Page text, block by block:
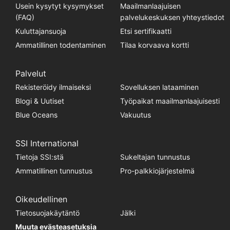
Usein kysytyt kysymykset
(FAQ)
Maailmanlaajuisen
palvelukeskuksen yhteystiedot
Kuluttajansuoja
Etsi sertifikaatti
Ammatillinen todentaminen
Tilaa korvaava kortti
Palvelut
Rekisteröidy ilmaiseksi
Sovelluksen lataaminen
Blogi & Uutiset
Työpaikat maailmanlaajuisesti
Blue Oceans
Vakuutus
SSI International
Tietoja SSI:stä
Sukeltajan tunnustus
Ammatillinen tunnustus
Pro-palkkiojärjestelmä
Oikeudellinen
Tietosuojakäytäntö
Jälki
Muuta evästeasetuksia